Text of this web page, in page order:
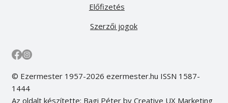
Előfizetés
Szerzői jogok
© Ezermester 1957-2026 ezermester.hu ISSN 1587-
1444
Az oldalt készítette: Bagi Péter by Creative UX Marketing